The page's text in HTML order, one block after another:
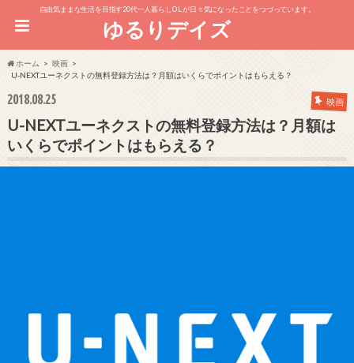
自由気ままな生活を目指す20代一人暮らしOL が日々気になったことをつづっています。
ゆるりデイズ
ホーム
映画
U-NEXTユーネクストの無料登録方法は？月額はいくらでポイントはもらえる？
2018.08.25 映画
U-NEXTユーネクストの無料登録方法は？月額は
いくらでポイントはもらえる？